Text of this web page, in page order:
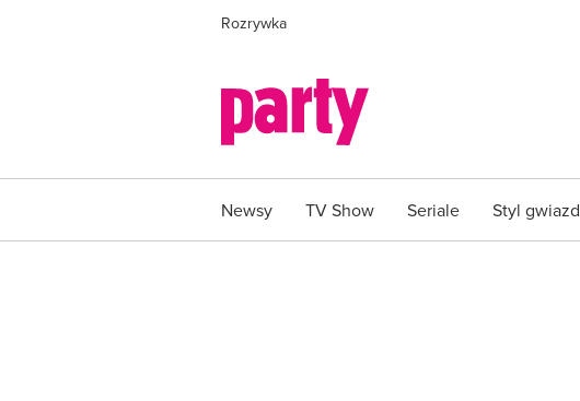
Rozrywka
Newsy TV Show Seriale Styl gwiazd